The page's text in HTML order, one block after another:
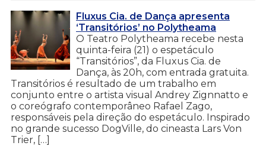
Fluxus Cia. de Dança apresenta
‘Transitórios’ no Polytheama
O Teatro Polytheama recebe nesta
quinta-feira (21) o espetáculo
“Transitórios”, da Fluxus Cia. de
Dança, às 20h, com entrada gratuita.
Transitórios é resultado de um trabalho em
conjunto entre o artista visual Andrey Zignnatto e
o coreógrafo contemporâneo Rafael Zago,
responsáveis pela direção do espetáculo. Inspirado
no grande sucesso DogVille, do cineasta Lars Von
Trier, […]